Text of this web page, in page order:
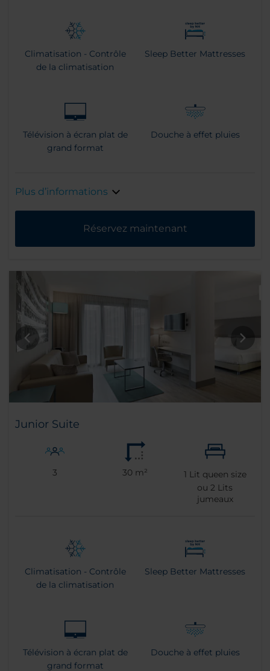
Climatisation - Contrôle
de la climatisation
Sleep Better Mattresses
Télévision à écran plat de
grand format
Douche à effet pluies
Plus d’informations
Réservez maintenant
Junior Suite
3 30 m² 1 Lit queen size
ou2 Lits
jumeaux
Climatisation - Contrôle
de la climatisation
Sleep Better Mattresses
Télévision à écran plat de
grand format
Douche à effet pluies